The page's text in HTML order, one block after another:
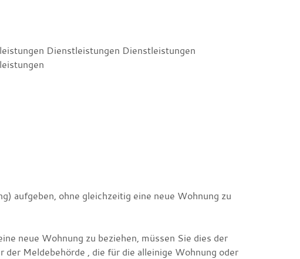
Dienstleistungen Dienstleistungen
aufgeben, ohne gleichzeitig eine neue Wohnung zu
neue Wohnung zu beziehen, müssen Sie dies der
Meldebehörde , die für die alleinige Wohnung oder